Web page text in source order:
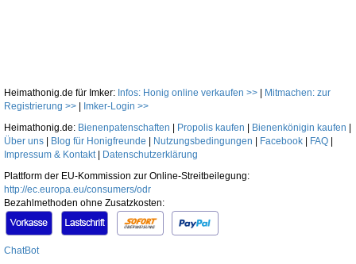
Heimathonig.de für Imker: Infos: Honig online verkaufen >>
Mitmachen: zur
Registrierung >>
Imker-Login >>
Heimathonig.de: Bienenpatenschaften Propolis kaufen Bienenkönigin kaufen
Über uns
Blog für Honigfreunde Nutzungsbedingungen Facebook FAQ
Impressum & Kontakt|
Datenschutzerklärung
Plattform der EU-Kommission zur Online-Streitbeilegung:
http://ec.europa.eu/consumers/odr
Bezahlmethoden ohne Zusatzkosten:
ChatBot